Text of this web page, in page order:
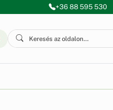
+36 88 595 530